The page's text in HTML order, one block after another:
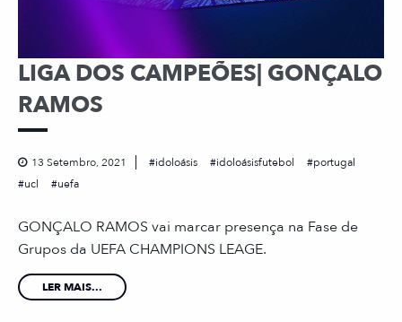
LIGA DOS CAMPEÕES| GONÇALO
RAMOS
13 Setembro, 2021 idoloásis idoloásisfutebol
portugal
ucl
uefa
GONÇALO RAMOS vai marcar presença na Fase de
Grupos da UEFA CHAMPIONS LEAGE.
LER MAIS...